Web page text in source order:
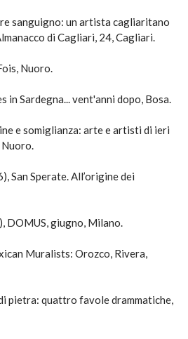
sanguigno: un artista cagliaritano
di Cagliari, 24, Cagliari.
Nuoro.
in Sardegna... vent'anni dopo, Bosa.
e somiglianza: arte e artisti di ieri
San Sperate. All’origine dei
DOMUS, giugno, Milano.
Muralists: Orozco, Rivera,
pietra: quattro favole drammatiche,